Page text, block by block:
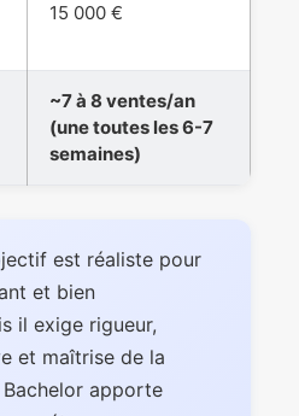
15 000 €
~7 à 8 ventes/an
(une toutes les 6-7
semaines)
est réaliste pour
et bien
il exige rigueur,
et maîtrise de la
apporte